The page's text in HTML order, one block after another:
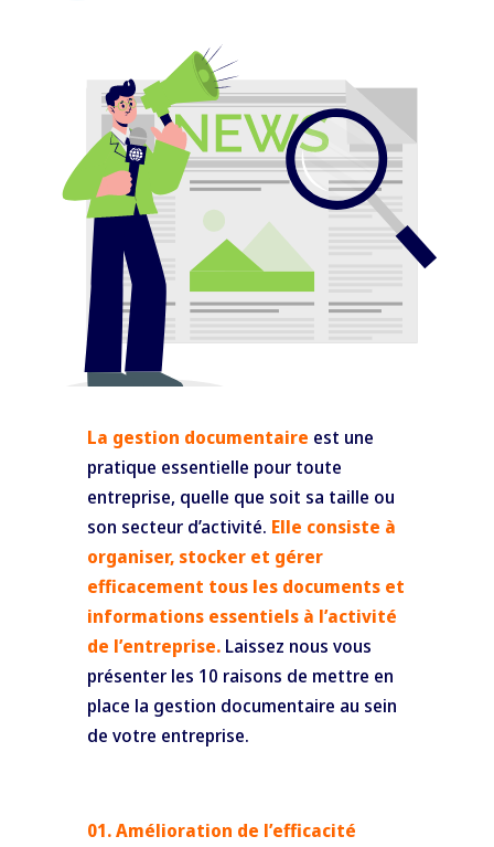
La gestion documentaire est une
pratique essentielle pour toute
entreprise, quelle que soit sa taille ou
son secteur d’activité. Elle consiste à
organiser, stocker et gérer
efficacement tous les documents et
informations essentiels à l’activité
de l’entreprise. Laissez nous vous
présenter les 10 raisons de mettre en
place la gestion documentaire au sein
de votre entreprise.
01. Amélioration de l’efficacité